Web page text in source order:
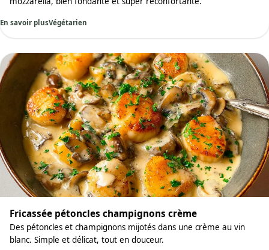
En savoir plusVégétarien
Fricassée pétoncles champignons crème
Des pétoncles et champignons mijotés dans une crème au vin
blanc. Simple et délicat, tout en douceur.